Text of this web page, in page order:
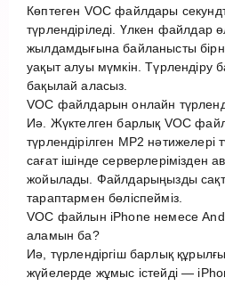
Көптеген VOC файлдары
түрлендіріледі. Үлкен файлдар
жылдамдығына байланысты
уақыт алуы мүмкін. Түрлендіру
бақылай аласыз.
VOC файлдарын онлайн
Иә. Жүктелген барлық VOC
түрлендірілген MP2 нәтижелері
сағат ішінде серверлерімізден
жойылады. Файлдарыңызды
тараптармен бөліспейміз.
VOC файлын iPhone немесе
аламын ба?
Иә, түрлендіргіш барлық
жүйелерде жұмыс істейді —